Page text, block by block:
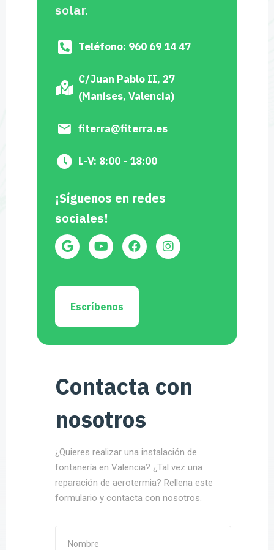
solar.
Teléfono: 960 69 14 47
C/Juan Pablo II, 27
(Manises, Valencia)
fiterra@fiterra.es
L-V: 8:00 - 18:00
¡Síguenos en redes
sociales!
Escríbenos
Contacta con
nosotros
¿Quieres realizar una instalación de
fontanería en Valencia? ¿Tal vez una
reparación de aerotermia? Rellena este
formulario y contacta con nosotros.